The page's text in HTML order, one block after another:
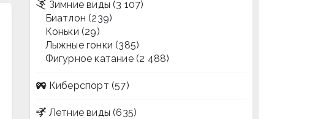
Зимние виды (3 107)
Биатлон (239)
Коньки (29)
Лыжные гонки (385)
Фигурное катание(2 488)
Киберспорт (57)
Летние виды (635)